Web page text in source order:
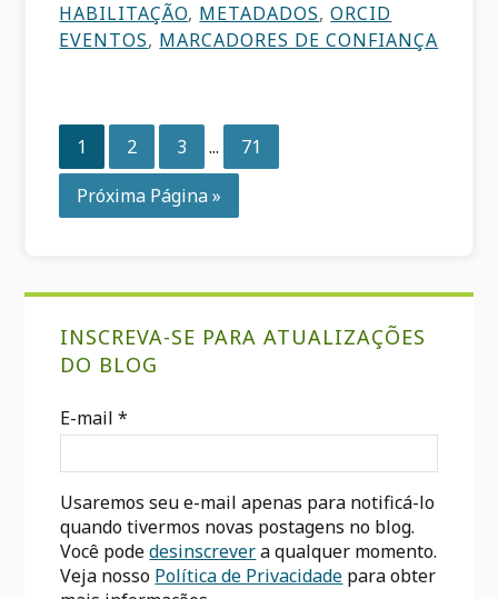
HABILITAÇÃO, METADADOS,ORCID
EVENTOS, MARCADORES DE CONFIANÇA
Página
1 Página
2 Página
3
Páginas
intermediárias
omitidas
... Página
71
Acesse
Próxima Página »
primária
INSCREVA-SE PARA ATUALIZAÇÕES
DO BLOG
E-mail*
Usaremos seu e-mail apenas para notificá-lo
quando tivermos novas postagens no blog.
Você podedesinscrevera qualquer momento.
Veja nosso Política de Privacidade para obter